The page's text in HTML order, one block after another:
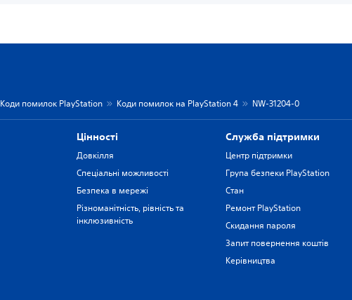
Коди помилок PlayStation Коди помилок на PlayStation 4 NW-31204-0
Цiнностi
Довкілля
Спеціальні можливості
Безпека в мережі
Різноманітність, рівність та
інклюзивність
Служба підтримки
Центр підтримки
Група безпеки PlayStation
Стан
Ремонт PlayStation
Скидання пароля
Запит повернення коштів
Керівництва